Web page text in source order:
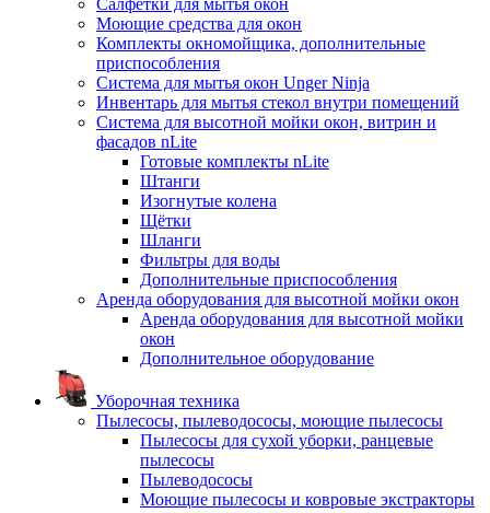
Салфетки для мытья окон
Моющие средства для окон
Комплекты окномойщика, дополнительные
приспособления
Система для мытья окон Unger Ninja
Инвентарь для мытья стекол внутри помещений
Система для высотной мойки окон, витрин и
фасадов nLite
Готовые комплекты nLite
Штанги
Изогнутые колена
Щётки
Шланги
Фильтры для воды
Дополнительные приспособления
Аренда оборудования для высотной мойки окон
Аренда оборудования для высотной мойки
окон
Дополнительное оборудование
Уборочная техника
Пылесосы, пылеводососы, моющие пылесосы
Пылесосы для сухой уборки, ранцевые
пылесосы
Пылеводососы
Моющие пылесосы и ковровые экстракторы